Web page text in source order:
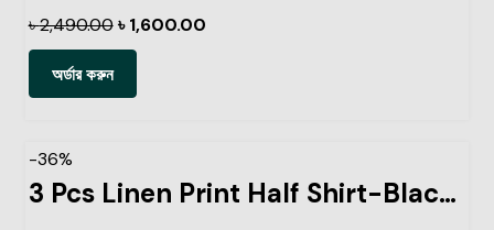
৳2,490.00 ৳1,600.00
অর্ডার করুন
-36%
3 Pcs Linen Print Half Shirt-Black+Sky+Kathal